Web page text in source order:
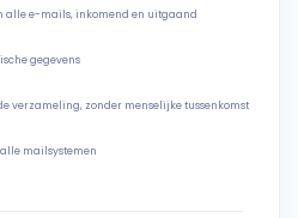
alle e-mails, inkomend en uitgaand
gegevens
verzameling, zonder menselijke tussenkomst
mailsystemen